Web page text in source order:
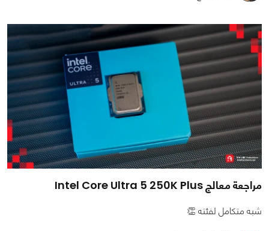
مراجعة معالج Intel Core Ultra 5 250K Plus
شبه متكامل لفئته 👏